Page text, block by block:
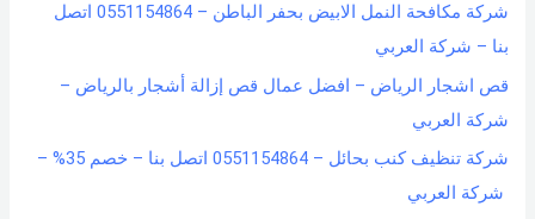
شركة مكافحة النمل الابيض بحفر الباطن – 0551154864 اتصل
بنا – شركة العربي
قص اشجار الرياض – افضل عمال قص إزالة أشجار بالرياض –
شركة العربي
شركة تنظيف كنب بحائل – 0551154864 اتصل بنا – خصم 35% –
شركة العربي